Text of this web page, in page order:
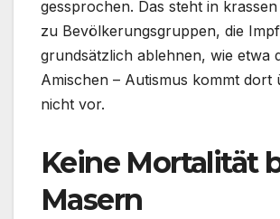
gessprochen. Das steht in krassen
zu Bevölkerungsgruppen, die
grundsätzlich ablehnen, wie etwa
Amischen – Autismus kommt dort
nicht vor.
Keine Mortalität
Masern